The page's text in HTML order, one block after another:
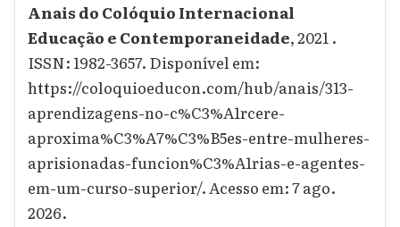
Anais do Colóquio Internacional
Educação e Contemporaneidade, 2021 .
ISSN: 1982-3657. Disponível em:
https://coloquioeducon.com/hub/anais/313-
aprendizagens-no-c%C3%A1rcere-
aproxima%C3%A7%C3%B5es-entre-mulheres-
aprisionadas-funcion%C3%A1rias-e-agentes-
em-um-curso-superior/. Acesso em: 7 ago.
2026.